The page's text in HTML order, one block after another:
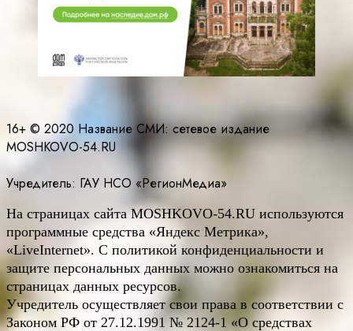
16+ © 2020 Название СМИ: cетевое издание
MOSHKOVO-54.RU
Учредитель: ГАУ НСО «РегионМедиа»
На страницах сайтаMOSHKOVO-54.RU используются
программные средства «Яндекс Метрика»,
«LiveInternet». С политикой конфиденциальности и
защите персональных данных можно ознакомиться на
страницах данных ресурсов.
Учредитель осуществляет свои права в соответствии с
Законом РФ от 27.12.1991 № 2124-1 «О средствах